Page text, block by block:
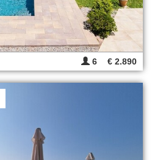
6 € 2.890